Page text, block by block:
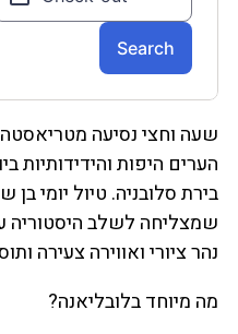
שעה וחצי נסיעה
הערים היפות והידידותיות
בירת סלובניה. טיול יומי
שמצליחה לשלב היסטוריה
נהר ציורי ואווירה צעירה
מה מיוחד בלובליאנה?